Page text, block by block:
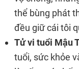
thể bùng phát
đều giữ cái tôi
Tử vi tuổi Mậu
tuổi, sức khỏe